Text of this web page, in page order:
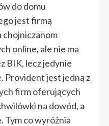
do domu
jest firmą
chojniczanom
online, ale nie ma
BIK, lecz jedynie
Provident jest jedną z
firm oferujących
na dowód, a
Tym co wyróżnia